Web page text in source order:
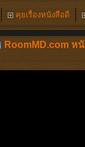
คุยเรื่องหนังสือดี
RoomMD.com